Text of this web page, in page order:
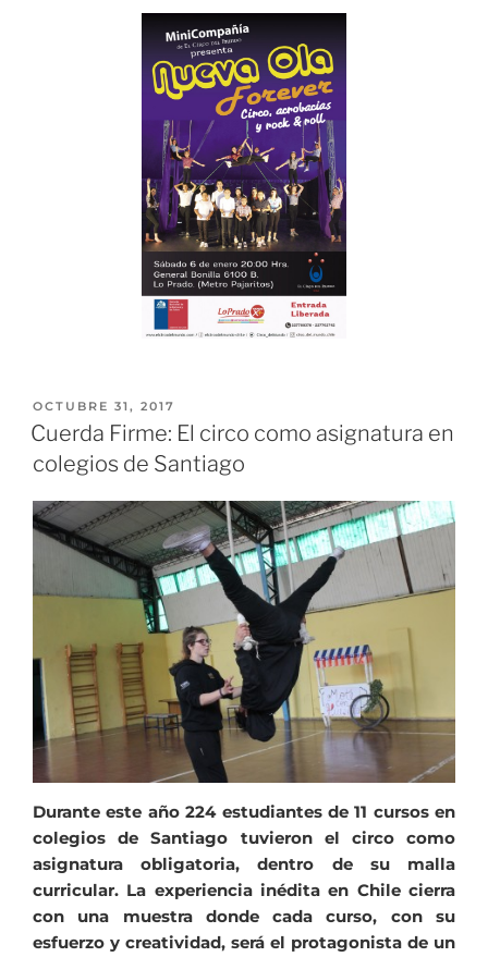
OCTUBRE 31, 2017
Cuerda Firme: El circo como asignatura en
colegios de Santiago
Durante este año 224 estudiantes de 11 cursos en
colegios de Santiago tuvieron el circo como
asignatura obligatoria, dentro de su malla
curricular. La experiencia inédita en Chile cierra
con una muestra donde cada curso, con su
esfuerzo y creatividad, será el protagonista de un